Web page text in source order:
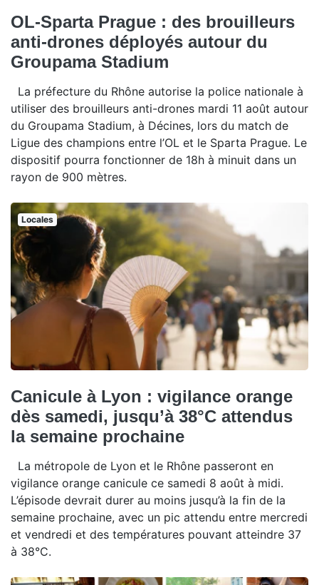
OL-Sparta Prague : des brouilleurs
anti-drones déployés autour du
Groupama Stadium
La préfecture du Rhône autorise la police nationale à
utiliser des brouilleurs anti-drones mardi 11 août autour
du Groupama Stadium, à Décines, lors du match de
Ligue des champions entre l’OL et le Sparta Prague. Le
dispositif pourra fonctionner de 18h à minuit dans un
rayon de 900 mètres.
Locales
Canicule à Lyon : vigilance orange
dès samedi, jusqu’à 38°C attendus
la semaine prochaine
La métropole de Lyon et le Rhône passeront en
vigilance orange canicule ce samedi 8 août à midi.
L’épisode devrait durer au moins jusqu’à la fin de la
semaine prochaine, avec un pic attendu entre mercredi
et vendredi et des températures pouvant atteindre 37
à 38°C.